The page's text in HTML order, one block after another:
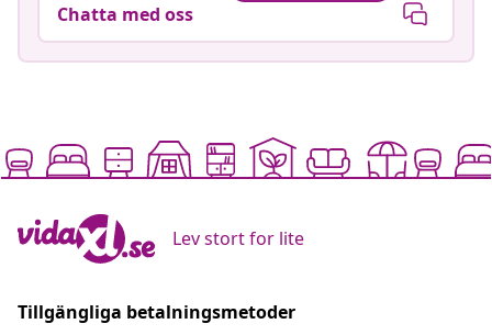
Chatta med oss
Lev stort for lite
Tillgängliga betalningsmetoder